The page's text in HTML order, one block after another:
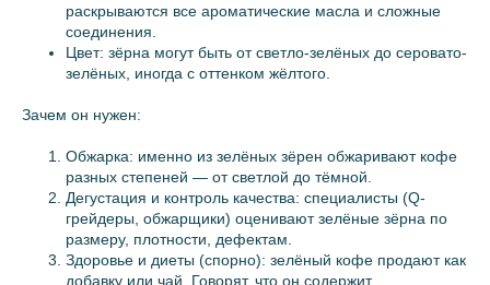
раскрываются все ароматические масла и сложные
соединения.
Цвет: зёрна могут быть от светло-зелёных до серовато-
зелёных, иногда с оттенком жёлтого.
Зачем он нужен:
Обжарка: именно из зелёных зёрен обжаривают кофе
разных степеней — от светлой до тёмной.
Дегустация и контроль качества: специалисты (Q-
грейдеры, обжарщики) оценивают зелёные зёрна по
размеру, плотности, дефектам.
Здоровье и диеты (спорно): зелёный кофе продают как
добавку или чай. Говорят, что он содержит